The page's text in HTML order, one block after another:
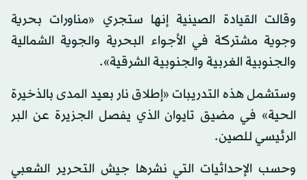
وقالت القيادة الصينية إنها ستجري «مناورات بحرية
وجوية مشتركة في الأجواء البحرية والجوية الشمالية
والجنوبية الغربية والجنوبية الشرقية».
وستشمل هذه التدريبات «إطلاق نار بعيد المدى بالذخيرة
الحية» في مضيق تايوان الذي يفصل الجزيرة عن البر
الرئيسي للصين.
وحسب الإحداثيات التي نشرها جيش التحرير الشعبي